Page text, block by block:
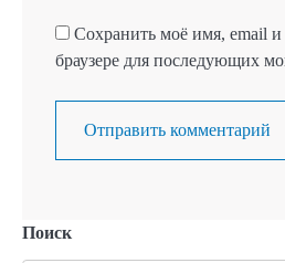
Сохранить моё имя, email и
браузере для последующих
Поиск